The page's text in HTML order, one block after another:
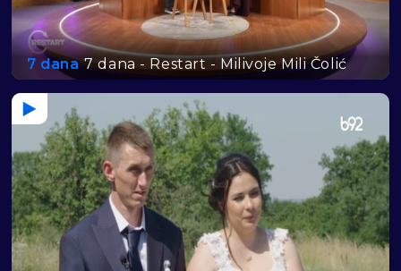
7 dana 7 dana - Restart - Milivoje Mili Čolić